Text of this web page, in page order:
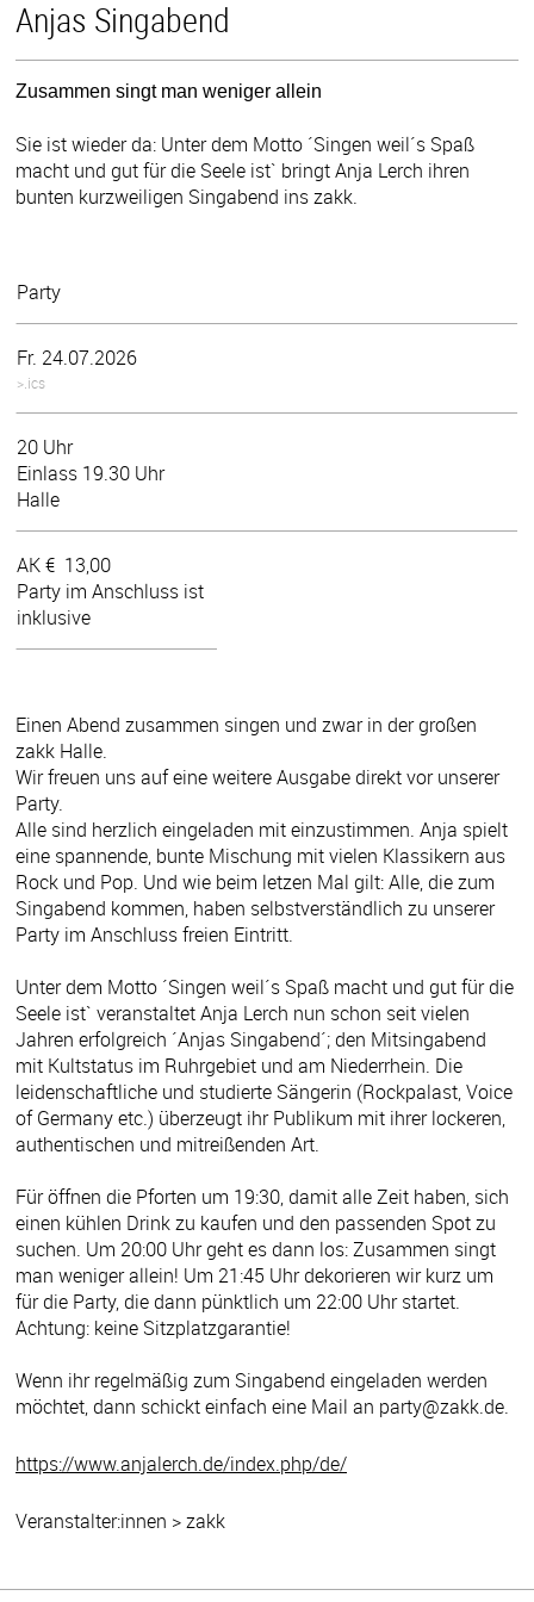
Anjas Singabend
Zusammen singt man weniger allein
Sie ist wieder da: Unter dem Motto ´Singen weil´s Spaß
macht und gut für die Seele ist` bringt Anja Lerch ihren
bunten kurzweiligen Singabend ins zakk.
Party
Fr. 24.07.2026
>.ics
20 Uhr
Einlass 19.30 Uhr
Halle
AK € 13,00
Party im Anschluss ist
inklusive
Einen Abend zusammen singen und zwar in der großen
zakk Halle.
Wir freuen uns auf eine weitere Ausgabe direkt vor unserer
Party.
Alle sind herzlich eingeladen mit einzustimmen. Anja spielt
eine spannende, bunte Mischung mit vielen Klassikern aus
Rock und Pop. Und wie beim letzen Mal gilt: Alle, die zum
Singabend kommen, haben selbstverständlich zu unserer
Party im Anschluss freien Eintritt.
Unter dem Motto ´Singen weil´s Spaß macht und gut für die
Seele ist` veranstaltet Anja Lerch nun schon seit vielen
Jahren erfolgreich ´Anjas Singabend´; den Mitsingabend
mit Kultstatus im Ruhrgebiet und am Niederrhein. Die
leidenschaftliche und studierte Sängerin (Rockpalast, Voice
of Germany etc.) überzeugt ihr Publikum mit ihrer lockeren,
authentischen und mitreißenden Art.
Für öffnen die Pforten um 19:30, damit alle Zeit haben, sich
einen kühlen Drink zu kaufen und den passenden Spot zu
suchen. Um 20:00 Uhr geht es dann los: Zusammen singt
man weniger allein! Um 21:45 Uhr dekorieren wir kurz um
für die Party, die dann pünktlich um 22:00 Uhr startet.
Achtung: keine Sitzplatzgarantie!
Wenn ihr regelmäßig zum Singabend eingeladen werden
möchtet, dann schickt einfach eine Mail an party@zakk.de.
https://www.anjalerch.de/index.php/de/
Veranstalter:innen > zakk